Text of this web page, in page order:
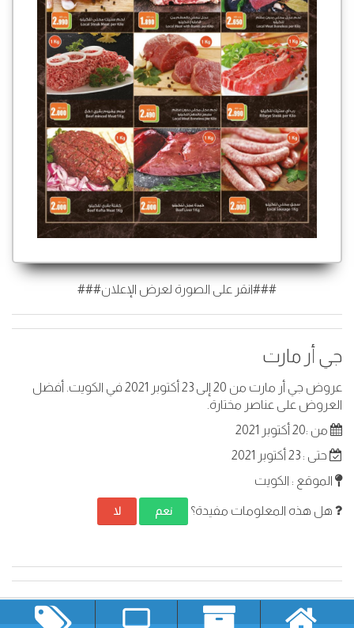
###انقر على الصورة لعرض الإعلان###
جي أر مارت
عروض جي أر مارت من 20 إلى 23 أكتوبر 2021 في الكويت. أفضل
العروض على عناصر مختارة.
من :20 أكتوبر 2021
حتى : 23 أكتوبر 2021
الموقع : الكويت
هل هذه المعلومات مفيدة؟ نعم لا